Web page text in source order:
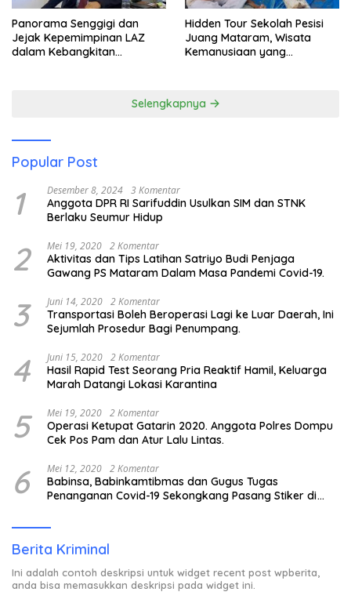
Panorama Senggigi dan
Jejak Kepemimpinan LAZ
dalam Kebangkitan
Hidden Tour Sekolah Pesisi
Juang Mataram, Wisata
Kemanusiaan yang
Selengkapnya
Popular Post
1 Desember 8, 2024 3 Komentar
Anggota DPR RI Sarifuddin Usulkan SIM dan STNK
Berlaku Seumur Hidup
2 Mei 19, 2020 2 Komentar
Aktivitas dan Tips Latihan Satriyo Budi Penjaga
Gawang PS Mataram Dalam Masa Pandemi Covid-19.
3 Juni 14, 2020 2 Komentar
Transportasi Boleh Beroperasi Lagi ke Luar Daerah, Ini
Sejumlah Prosedur Bagi Penumpang.
4 Juni 15, 2020 2 Komentar
Hasil Rapid Test Seorang Pria Reaktif Hamil, Keluarga
Marah Datangi Lokasi Karantina
5 Mei 19, 2020 2 Komentar
Operasi Ketupat Gatarin 2020. Anggota Polres Dompu
Cek Pos Pam dan Atur Lalu Lintas.
6 Mei 12, 2020 2 Komentar
Babinsa, Babinkamtibmas dan Gugus Tugas
Penanganan Covid-19 Sekongkang Pasang Stiker di
Berita Kriminal
Ini adalah contoh deskripsi untuk widget recent post wpberita,
anda bisa memasukkan deskripsi pada widget ini.